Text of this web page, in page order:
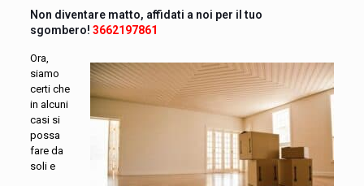
Non diventare matto, affidati a noi per il tuo
sgombero! 3662197861
Ora,
siamo
certi che
in alcuni
casi si
possa
fare da
soli e